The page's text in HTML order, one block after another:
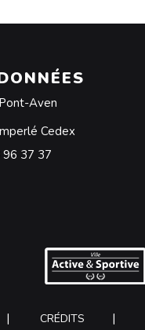
Aven
Cedex
37 37
CRÉDITS